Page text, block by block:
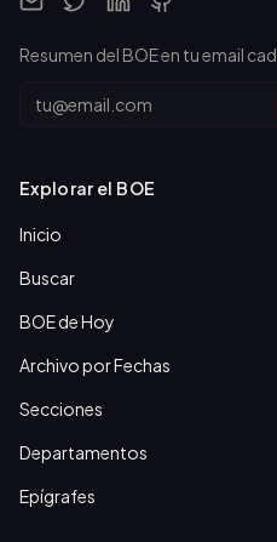
Resumen del BOE en tu email
Email
Explorar el BOE
Inicio
Buscar
BOE de Hoy
Archivo por Fechas
Secciones
Departamentos
Epígrafes